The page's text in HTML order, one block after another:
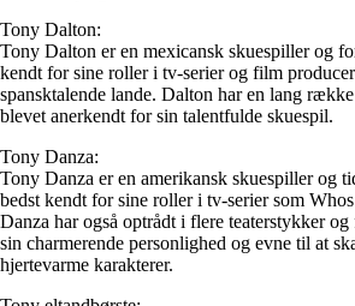
Tony Dalton:
Tony Dalton er en mexicansk skuespiller og
kendt for sine roller i tv-serier og film
spansktalende lande. Dalton har en lang
blevet anerkendt for sin talentfulde skuespil.
Tony Danza:
Tony Danza er en amerikansk skuespiller og
bedst kendt for sine roller i tv-serier som
Danza har også optrådt i flere teaterstykker
sin charmerende personlighed og evne til at
hjertevarme karakterer.